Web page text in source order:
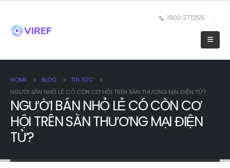
1900 277255
HOME BLOG
TIN TỨC
NGƯỜI BÁN NHỎ LẺ CÓ CÒN CƠ HỘI TRÊN SÀN THƯƠNG MẠI ĐIỆN TỬ?
NGƯỜI BÁN NHỎ LẺ CÓ CÒN CƠ
HỘI TRÊN SÀN THƯƠNG MẠI ĐIỆN
TỬ?